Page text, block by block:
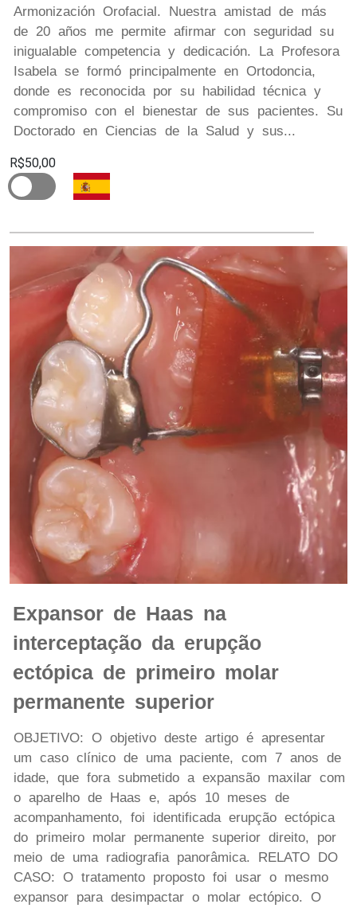
Armonización Orofacial. Nuestra amistad de más
de 20 años me permite afirmar con seguridad su
inigualable competencia y dedicación. La Profesora
Isabela se formó principalmente en Ortodoncia,
donde es reconocida por su habilidad técnica y
compromiso con el bienestar de sus pacientes. Su
Doctorado en Ciencias de la Salud y sus...
R$50,00
Expansor de Haas na
interceptação da erupção
ectópica de primeiro molar
permanente superior
OBJETIVO: O objetivo deste artigo é apresentar
um caso clínico de uma paciente, com 7 anos de
idade, que fora submetido a expansão maxilar com
o aparelho de Haas e, após 10 meses de
acompanhamento, foi identificada erupção ectópica
do primeiro molar permanente superior direito, por
meio de uma radiografia panorâmica. RELATO DO
CASO: O tratamento proposto foi usar o mesmo
expansor para desimpactar o molar ectópico. O